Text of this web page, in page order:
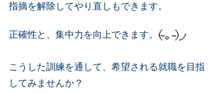
指摘を解除してやり直しもできます。
正確性と、集中力を向上できます。
こうした訓練を通して、希望される就職を目指
してみませんか？